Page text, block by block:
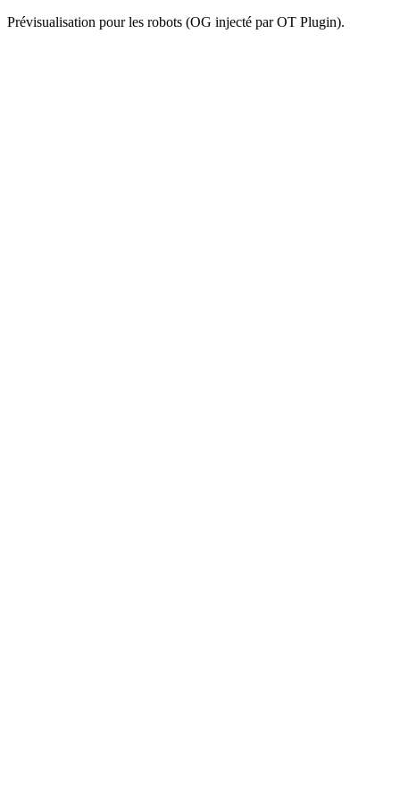
Prévisualisation pour les robots (OG injecté par OT Plugin).